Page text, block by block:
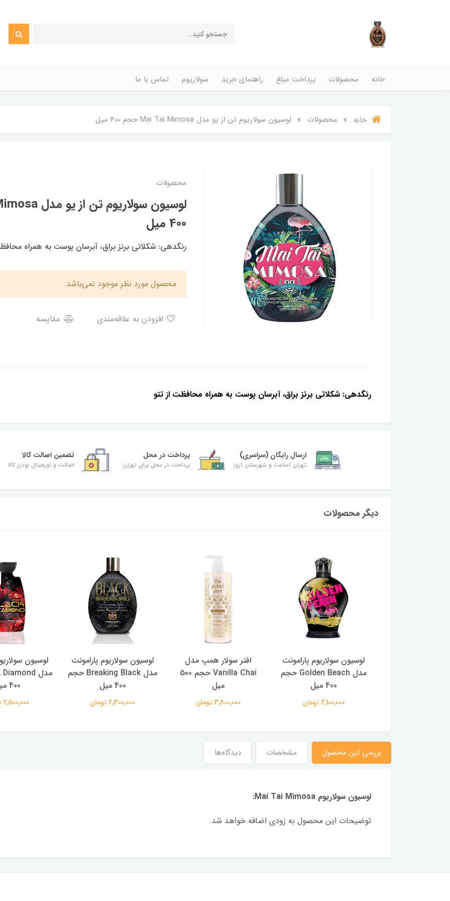
خانه محصولات پرداخت مبلغ راهنمای خرید سولاریوم تماس با ما
خانه محصولات لوسیون سولاریوم تن از یو مدل Mai Tai Mimosa حجم 400 میل
محصولات
400 میل
رنگدهی: شکلاتی برنز براق، آبرسان پوست به همراه
محصول مورد نظر موجود نمی‌باشد.
مقایسه
رنگدهی: شکلاتی برنز براق، آبرسان پوست به همراه محافظت از تتو
ارسال رایگان (سراسری)
تهران 1ساعت و شهرستان 1روز
پرداخت در محل
پرداخت در محل برای تهران
تضمین اصالت کالا
اصالت و اورجینال بودن کالا
دیگر محصولات
لوسیون سولاریوم پارامونت
مدل Golden Beach حجم
400 میل
2,100,000 تومان
افتر سولار همپ مدل
Vanilla Chai حجم 500
میل
3,800,000 تومان
لوسیون سولاریوم پارامونت
مدل Breaking Black حجم
400 میل
2,300,000 تومان
لوسیون
400 میل
2,500,000 تومان
بررسی این محصول مشخصات دیدگاه‌ها
لوسیون سولاریوم Mai Tai Mimosa:
توضیحات این محصول به زودی اضافه خواهد شد.